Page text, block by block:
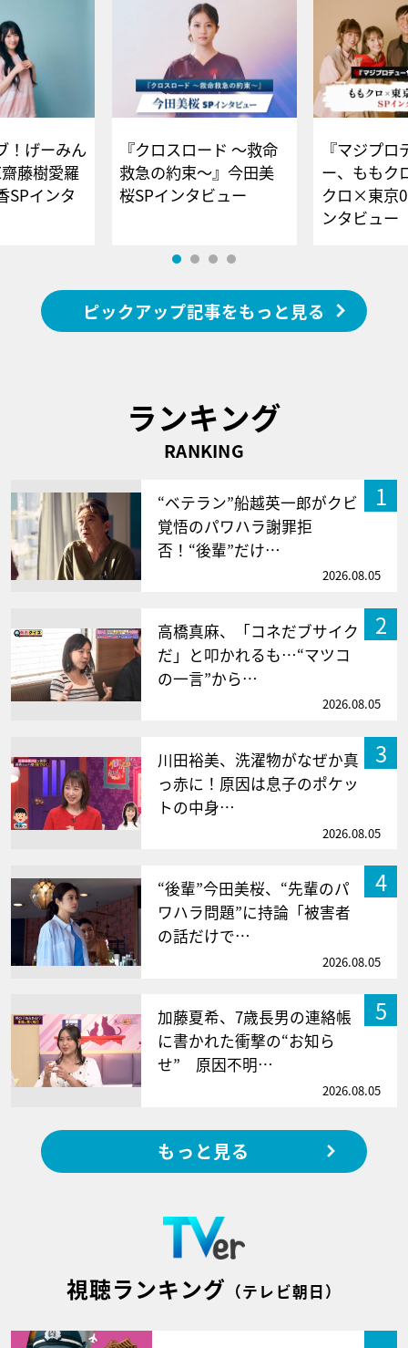
！げーみん
藤樹愛羅
SPインタ
『クロスロード ～救命
救急の約束～』今田美
桜SPインタビュー
『マジプロ
ー、ももク
クロ×東京
ンタビュー
ピックアップ記事をもっと見る
ランキング
RANKING
1
“ベテラン”船越英一郎がクビ
覚悟のパワハラ謝罪拒
否！“後輩”だけ…
2026.08.05
2
高橋真麻、「コネだブサイク
だ」と叩かれるも…“マツコ
の一言”から…
2026.08.05
3
川田裕美、洗濯物がなぜか真
っ赤に！原因は息子のポケッ
トの中身…
2026.08.05
4
“後輩”今田美桜、“先輩のパ
ワハラ問題”に持論「被害者
の話だけで…
2026.08.05
5
加藤夏希、7歳長男の連絡帳
に書かれた衝撃の“お知ら
せ” 原因不明…
2026.08.05
もっと見る
視聴ランキング （テレビ朝日）